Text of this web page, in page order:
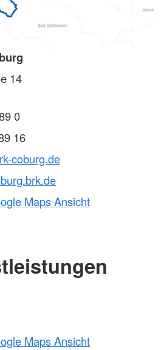
14
0
16
coburg.de
Maps Ansicht
Maps Ansicht